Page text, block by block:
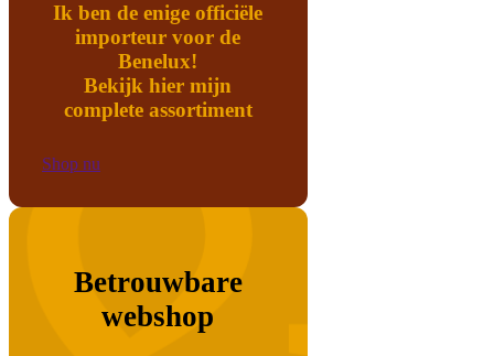
Ik ben de enige officiële
importeur voor de
Benelux!
Bekijk hier mijn
complete assortiment
Shop nu
Betrouwbare
webshop